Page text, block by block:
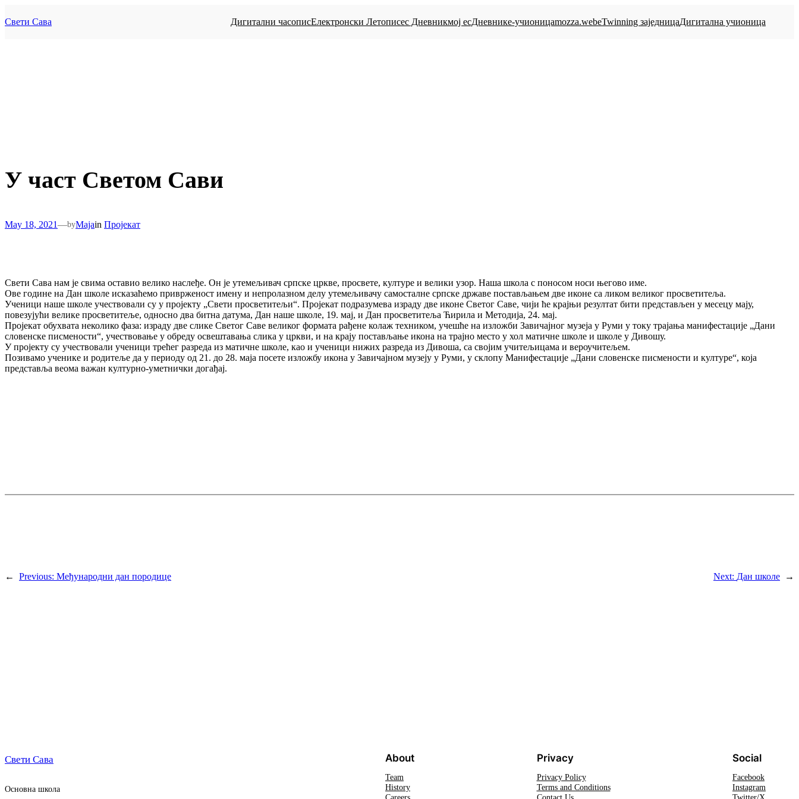
to
Свети Сава Дигитални часописЕлектронски Летописeс Дневникмој есДневнике-учионицаmozza.webeTwinning заједницаДигитална учионица
У част Светом Сави
May 18, 2021—byMajain Пројекат
Свети Сава нам је свима оставио велико наслеђе. Он је утемељивач српске цркве, просвете, културе и велики узор. Наша школа с поносом носи његово име.
Ове године на Дан школе исказаћемо приврженост имену и непролазном делу утемељивачу самосталне српске државе постављањем две иконе са ликом великог просветитеља.
Ученици наше школе учествовали су у пројекту „Свети просветитељи“. Пројекат подразумева израду две иконе Светог Саве, чији ће крајњи резултат бити представљен у месецу мају,
повезујући велике просветитеље, односно два битна датума, Дан наше школе, 19. мај, и Дан просветитеља Ћирила и Методија, 24. мај.
Пројекат обухвата неколико фаза: израду две слике Светог Саве великог формата рађене колаж техником, учешће на изложби Завичајног музеја у Руми у току трајања манифестације „Дани
словенске писмености“, учествовање у обреду освештавања слика у цркви, и на крају постављање икона на трајно место у хол матичне школе и школе у Дивошу.
У пројекту су учествовали ученици трећег разреда из матичне школе, као и ученици нижих разреда из Дивоша, са својим учитељицама и вероучитељем.
Позивамо ученике и родитеље да у периоду од 21. до 28. маја посете изложбу икона у Завичајном музеју у Руми, у склопу Манифестације „Дани словенске писмености и културе“, која
представља веома важан културно-уметнички догађај.
← Previous: Међународни дан породице Next: Дан школе →
Свети Сава
Oсновна школа
About
Team
History
Privacy
Privacy Policy
Terms and Conditions
Social
Facebook
Instagram